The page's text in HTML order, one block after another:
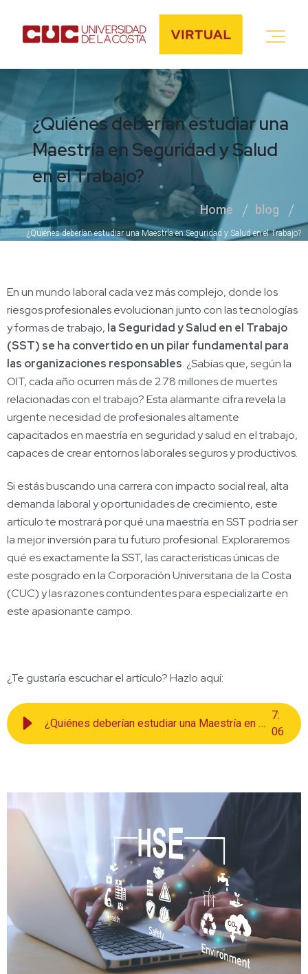
¿Quiénes deberían estudiar una
Maestría en Seguridad y Salud
en el Trabajo?
Home blog
¿Quiénes deberían estudiar una Maestría en Seguridad y Salud en el Trabajo?
En un mundo laboral cada vez más complejo, donde los
riesgos profesionales evolucionan junto con las tecnologías
y formas de trabajo, la Seguridad y Salud en el Trabajo
(SST) se ha convertido en un pilar fundamental para
las organizaciones responsables. ¿Sabías que, según la
OIT, cada año ocurren más de 2.78 millones de muertes
relacionadas con el trabajo? Esta alarmante cifra revela la
urgente necesidad de profesionales altamente
capacitados en maestría en seguridad y salud en el trabajo,
capaces de crear entornos laborales seguros y productivos.
Si estás buscando una carrera con impacto social real, alta
demanda laboral y oportunidades de crecimiento, este
artículo te mostrará por qué una maestría en SST podría ser
la mejor inversión para tu futuro profesional. Exploraremos
qué es exactamente la SST, las características únicas de
este posgrado en la Corporación Universitaria de la Costa
(CUC) y las razones contundentes para especializarte en
este apasionante campo.
¿Te gustaría escuchar el artículo? Hazlo aquí:
¿Quiénes deberían estudiar una Maestría en Seguridad y Salud en el Trabajo?
7:
06